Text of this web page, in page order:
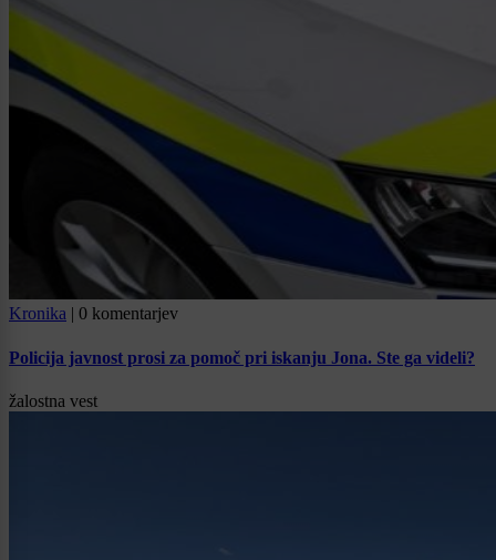
Kronika 0 komentarjev
Policija javnost prosi za pomoč pri iskanju Jona. Ste ga videli?
žalostna vest